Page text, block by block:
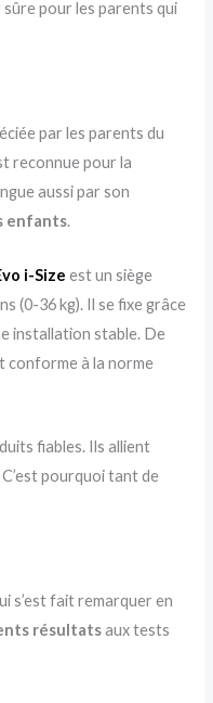
sûre pour les parents qui
par les parents du
reconnue pour la
aussi par son
enfants.
i-Size est un siège
(0-36 kg). Il se fixe grâce
installation stable. De
conforme à la norme
fiables. Ils allient
pourquoi tant de
s’est fait remarquer en
résultatsaux tests